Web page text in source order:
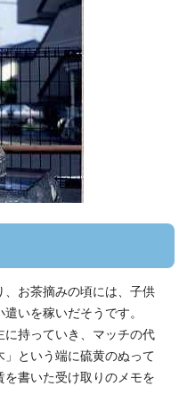
お茶摘みの頃には、子供
いを稼いだそうです。
持っていき、マッチの代
という端に硫黄のぬって
書いた受け取りのメモを